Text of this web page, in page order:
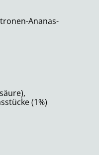
Ananas-
(1%)